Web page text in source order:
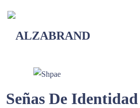
Señas De